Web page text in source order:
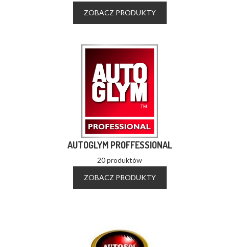
ZOBACZ PRODUKTY
AUTOGLYM PROFFESSIONAL
20 produktów
ZOBACZ PRODUKTY